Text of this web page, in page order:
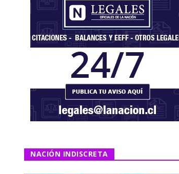
NACIÓN INDISCRETA